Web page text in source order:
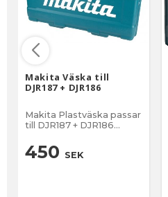
Makita Väska till
DJR187 + DJR186
Makita Plastväska passar
till DJR187 + DJR186
450 SEK